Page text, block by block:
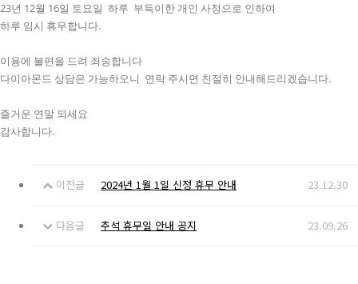
23년 12월 16일 토요일 하루 부득이한 개인 사정으로 인하여
하루 임시 휴무합니다.
이용에 불편을 드려 죄송합니다
다이아몬드 상담은 가능하오니 연락 주시면 친절히 안내해드리겠습니다.
즐거운 연말 되세요
감사합니다.
이전글 2024년 1월 1일 신정 휴무 안내 23.12.30
다음글 추석 휴무일 안내 공지 23.09.26